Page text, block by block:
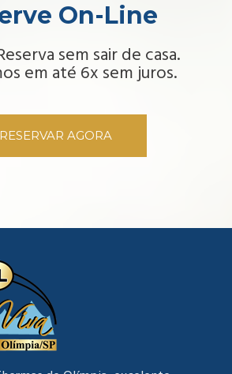
On-Line
sem sair de casa.
em até 6x sem juros.
RESERVAR AGORA